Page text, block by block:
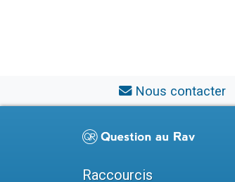
Nous contacter
Raccourcis